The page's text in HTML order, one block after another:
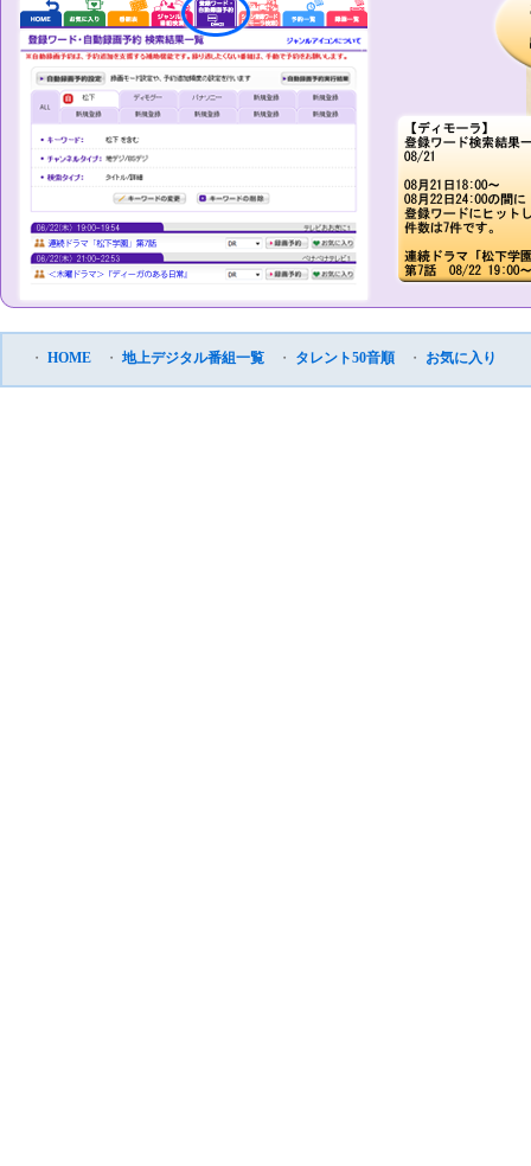
・ HOME ・ 地上デジタル番組一覧 ・ タレント50音順 ・ お気に入り